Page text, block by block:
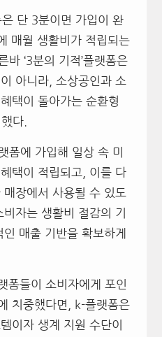
은 단 3분이면 가입이 완
매월 생활비가 적립되는
바 ‘3분의 기적’플랫폼은
아니라, 소상공인과 소
택이 돌아가는 순환형
다.
폼에 가입해 일상 속 미
택이 적립되고, 이를 다
장에서 사용될 수 있도
자는 생활비 절감의 기
매출 기반을 확보하게
폼들이 소비자에게 포인
치중했다면, k-플랫폼은
이자 생계 지원 수단이